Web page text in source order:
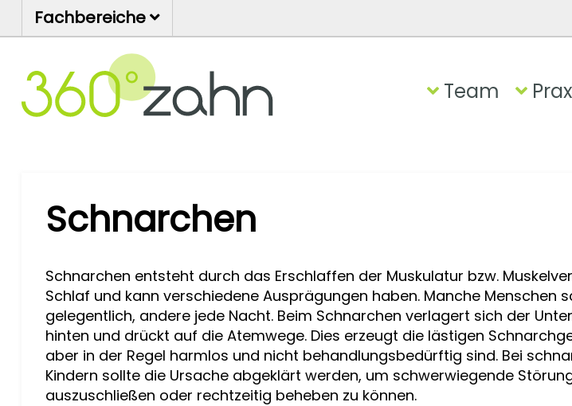
Fachbereiche
Team
Schnarchen
Schnarchen entsteht durch das Erschlaffen der Muskulatur bzw.
Schlaf und kann verschiedene Ausprägungen haben. Manche Menschen
gelegentlich, andere jede Nacht. Beim Schnarchen verlagert sich der
hinten und drückt auf die Atemwege. Dies erzeugt die lästigen
aber in der Regel harmlos und nicht behandlungsbedürftig sind. Bei
Kindern sollte die Ursache abgeklärt werden, um schwerwiegende
auszuschließen oder rechtzeitig beheben zu können.